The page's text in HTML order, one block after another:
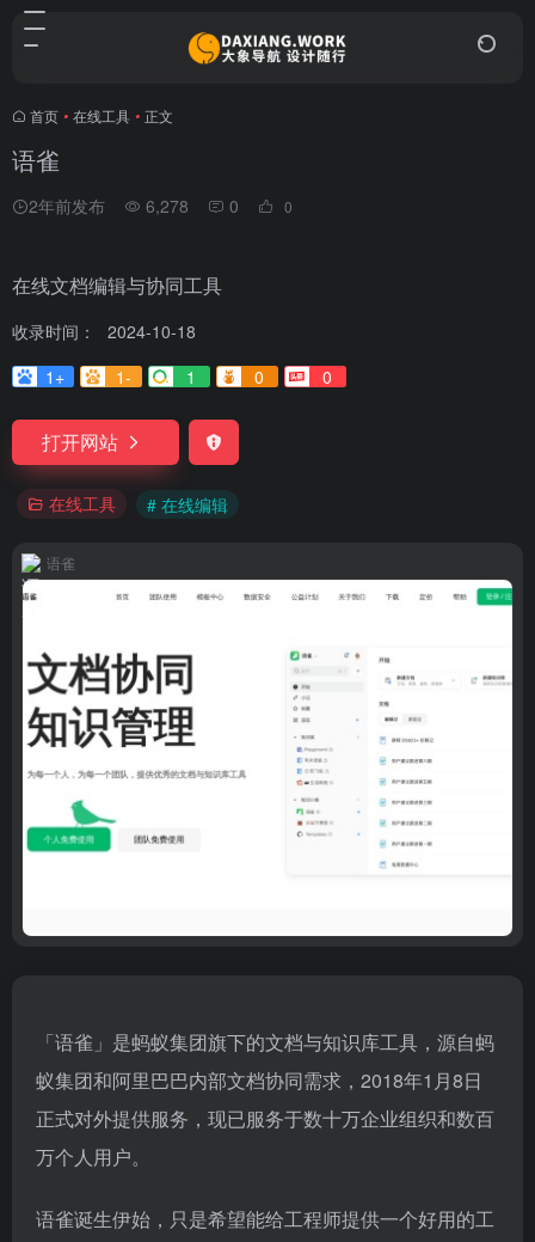
首页 • 在线工具 • 正文
语雀
2年前发布 6,278 0 0
在线文档编辑与协同工具
收录时间：
2024-10-18
1+
1- 1 0 0
打开网站
在线工具 # 在线编辑
语雀
「语雀」是蚂蚁集团旗下的文档与知识库工具，源自蚂
蚁集团和阿里巴巴内部文档协同需求，2018年1月8日
正式对外提供服务，现已服务于数十万企业组织和数百
万个人用户。
语雀诞生伊始，只是希望能给工程师提供一个好用的工